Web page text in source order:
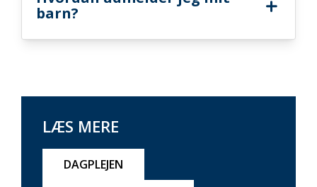
barn?
LÆS MERE
DAGPLEJEN